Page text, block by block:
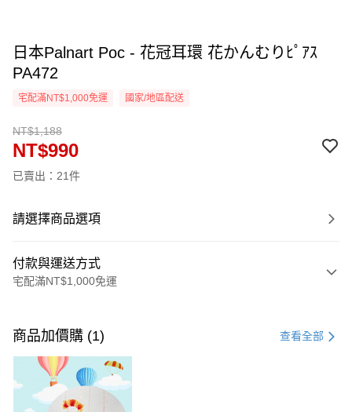
日本Palnart Poc - 花冠耳環 花かんむりﾋﾟｱｽ
PA472
宅配滿NT$1,000免運 國家/地區配送
NT$1,188
NT$990
已賣出：21件
請選擇商品選項
付款與運送方式
宅配滿NT$1,000免運
信用卡一次付款
LINE Pay
Apple Pay
商品加價購 (1) 查看全部